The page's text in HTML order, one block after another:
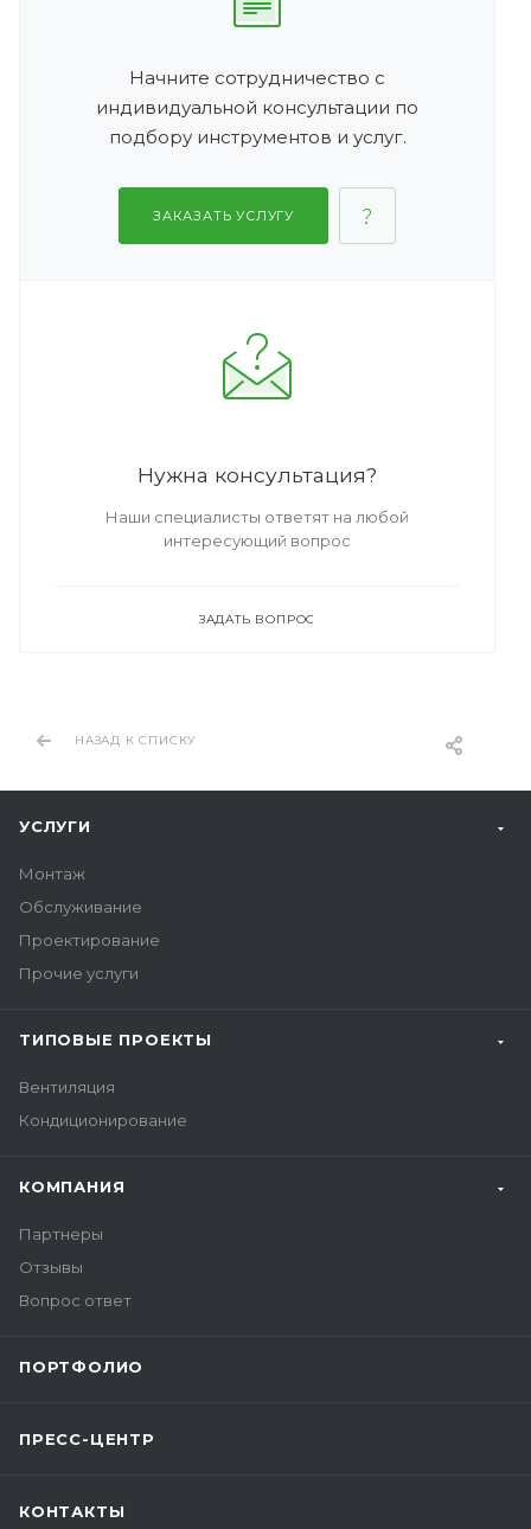
Начните сотрудничество с
индивидуальной консультации по
подбору инструментов и услуг.
ЗАКАЗАТЬ УСЛУГУ
Нужна консультация?
Наши специалисты ответят на любой
интересующий вопрос
ЗАДАТЬ ВОПРОС
НАЗАД К СПИСКУ
УСЛУГИ
Монтаж
Обслуживание
Проектирование
Прочие услуги
ТИПОВЫЕ ПРОЕКТЫ
Вентиляция
Кондиционирование
КОМПАНИЯ
Партнеры
Отзывы
Вопрос ответ
ПОРТФОЛИО
ПРЕСС-ЦЕНТР
КОНТАКТЫ